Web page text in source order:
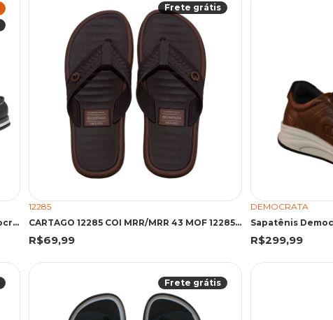
Sapatilha Preto Frente Detalhada | Democrata
Frete grátis
12285
CARTAGO 12285 COI MRR/MRR 43 MOF 12285 MARROM/MARROM
R$69,99
DEMOCRATA
Sapatênis
R$299,99
Frete grátis